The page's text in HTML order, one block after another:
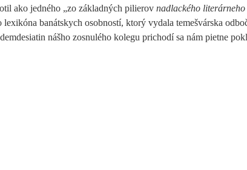
ako jedného „zo základných pilierov nadlackého literárneho
banátskych osobností, ktorý vydala temešvárska
nášho zosnulého kolegu prichodí sa nám pietne
ŽIVOTNÉ JUBILEUM ONDREJA ZETOCHU (1940)